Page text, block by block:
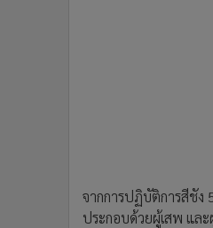
จากการปฏิบัติการสีชั
ประกอบด้วยผู้เสพ แล